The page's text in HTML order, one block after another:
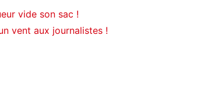
vide son sac !
vent aux journalistes !